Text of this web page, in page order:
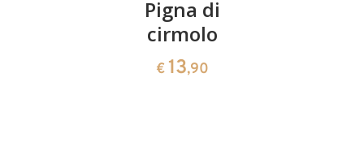
Pigna di
cirmolo
€ 13,90